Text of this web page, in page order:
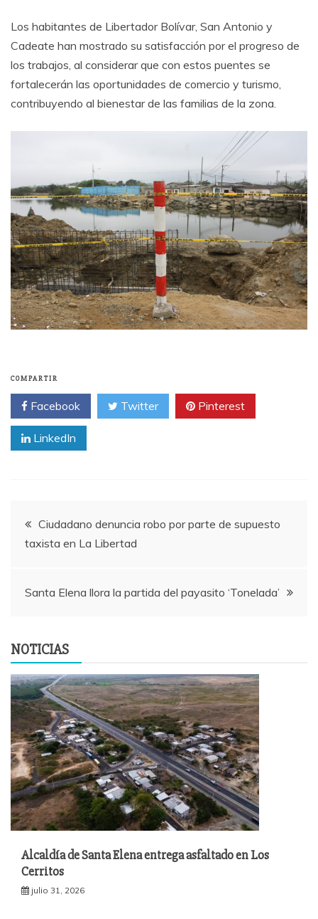
Los habitantes de Libertador Bolívar, San Antonio y
Cadeate han mostrado su satisfacción por el progreso de
los trabajos, al considerar que con estos puentes se
fortalecerán las oportunidades de comercio y turismo,
contribuyendo al bienestar de las familias de la zona.
COMPARTIR
Facebook Twitter Pinterest
LinkedIn
Navegación
de
entradas
Ciudadano denuncia robo por parte de supuesto
taxista en La Libertad
Santa Elena llora la partida del payasito ‘Tonelada’
NOTICIAS
Alcaldía de Santa Elena entrega asfaltado en Los
Cerritos
julio 31, 2026